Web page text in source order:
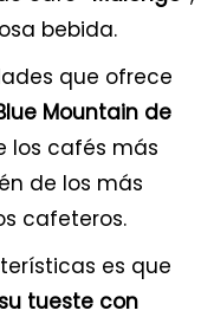
bebida.
que ofrece
Mountain de
los cafés más
de los más
cafeteros.
es que
tueste con